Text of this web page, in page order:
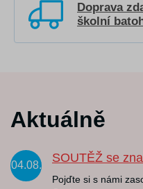
Doprava
školní
Aktuálně
04.08.
SOUTĚŽ se
Pojďte si s námi